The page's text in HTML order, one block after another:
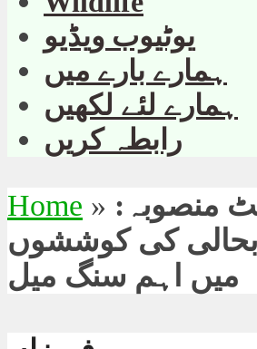
یوٹیوب ویڈیو
ہمارے بارے میں
ہمارے لئے لکھیں
رابطہ کریں
Home » منصوبہ:
کی کوششوں
میں اہم سنگ میل